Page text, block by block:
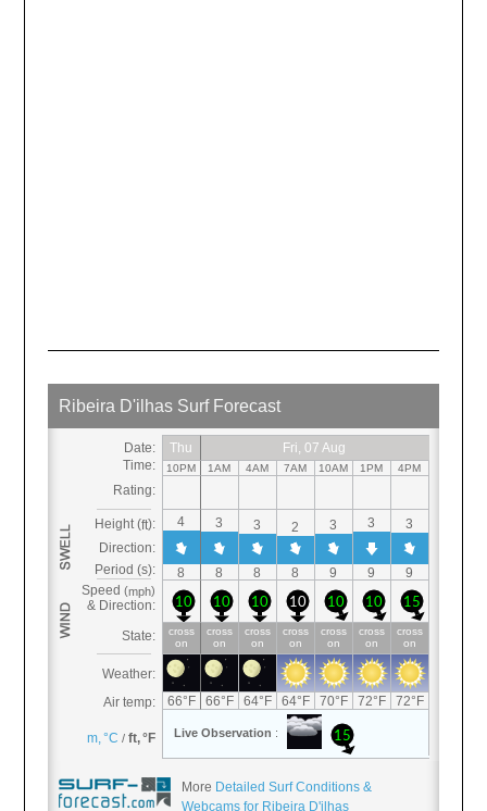
More Detailed Surf Conditions &
Webcams for Ribeira D'ilhas